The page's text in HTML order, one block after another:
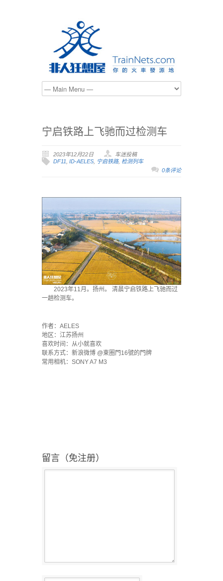
宁启铁路上飞驰而过检测车
2023年12月22日
车迷投稿
DF11, ID-AELES, 宁启铁路, 检测列车
0条评论
2023年11月。扬州。 清晨宁启铁路上飞驰而过
一趟检测车。
作者：AELES
地区：江苏扬州
喜欢时间：从小就喜欢
联系方式：新浪微博 @東圈門16號的門牌
常用相机：SONY A7 M3
留言（免注册）